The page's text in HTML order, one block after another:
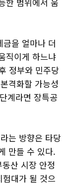
을 얼마나 더
직이게 하느냐
정부와 민주당
격화할 가능성
계라면 장특공
는 방향은 타당
만들 수 있다.
산 시장 안정
대가 될 것으